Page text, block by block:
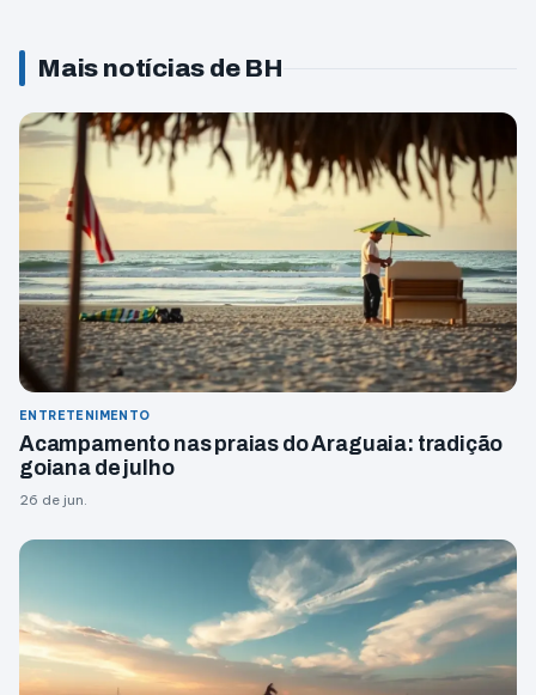
Mais notícias de BH
ENTRETENIMENTO
Acampamento nas praias do Araguaia: tradição
goiana de julho
26 de jun.